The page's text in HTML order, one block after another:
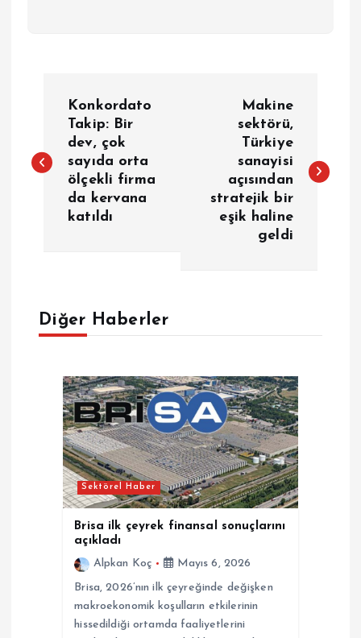
z
z
Konkordato
Takip: Bir
dev, çok
sayıda orta
ölçekli firma
da kervana
katıldı
Makine
sektörü,
Türkiye
sanayisi
açısından
stratejik bir
eşik haline
geldi
Diğer Haberler
Sektörel Haber
Brisa ilk çeyrek finansal sonuçlarını
açıkladı
Alpkan Koç
Mayıs 6, 2026
Brisa, 2026’nın ilk çeyreğinde değişken
makroekonomik koşulların etkilerinin
hissedildiği ortamda faaliyetlerini